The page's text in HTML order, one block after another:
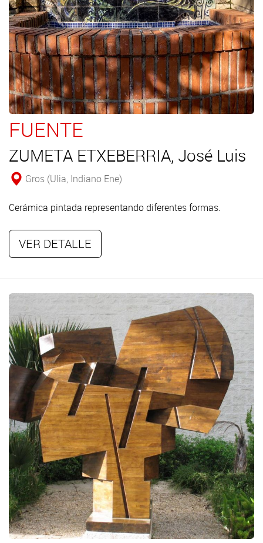
FUENTE
ZUMETA ETXEBERRIA, José Luis
Gros (Ulia, Indiano Ene)
Cerámica pintada representando diferentes formas.
VER DETALLE